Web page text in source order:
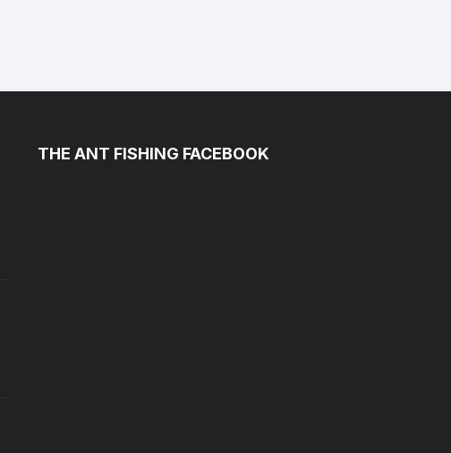
THE ANT FISHING FACEBOOK